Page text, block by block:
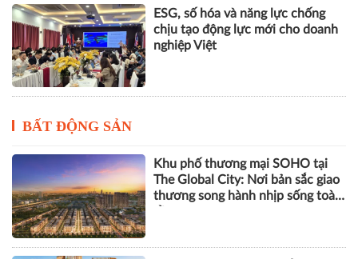
ESG, số hóa và năng lực chống
chịu tạo động lực mới cho doanh
nghiệp Việt
BẤT ĐỘNG SẢN
Khu phố thương mại SOHO tại
The Global City: Nơi bản sắc giao
thương song hành nhịp sống toàn